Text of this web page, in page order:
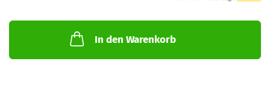
In den Warenkorb